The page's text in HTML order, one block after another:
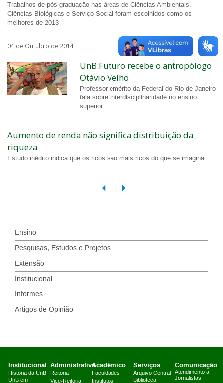
Trabalhos de pós-graduação nas áreas de Ciências Ambientais,
Ciências Biológicas e Serviço Social foram escolhidos como os
melhores de 2013
04 de Outubro de 2014
UnB.Futuro recebe o antropólogo
Otávio Velho
Professor emérito da Federal do Rio de Janeiro
fala sobre interdisciplinaridade no ensino
superior
Aumento de renda não significa distribuição da
riqueza
Estudo inédito indica que os ricos são mais ricos do que se imagina
Ensino
Pesquisas, Estudos e Projetos
Extensão
Institucional
Informes
Artigos de Opinião
Institucional
História da UnB
UnB em
Administrativo
Reitoria
Vice-Reitoria
Acadêmico
Faculdades
Institutos
Serviços
Arquivo Central
Biblioteca
Comunicação
Atendimento a
Jornalistas